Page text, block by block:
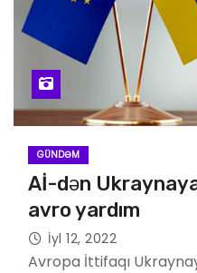
GÜNDƏM
Aİ-dən
avro yardım
İyl 12, 2022
Avropa İttifaqı